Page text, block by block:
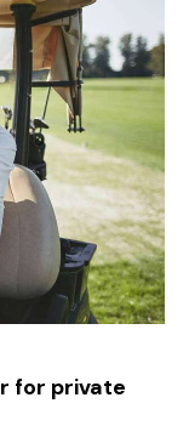
for private